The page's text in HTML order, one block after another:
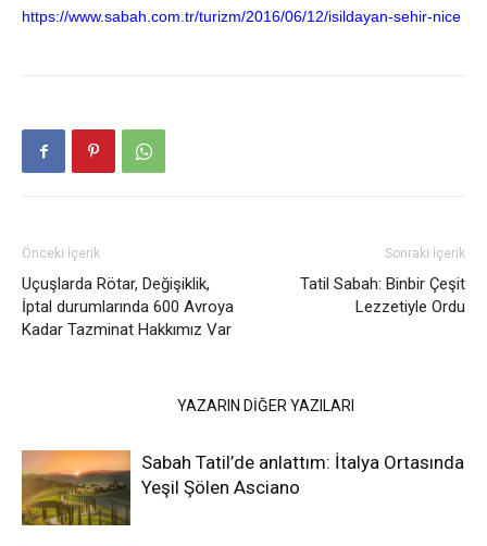
https://www.sabah.com.tr/turizm/2016/06/12/isildayan-sehir-nice
Önceki İçerik
Uçuşlarda Rötar, Değişiklik,
İptal durumlarında 600 Avroya
Kadar Tazminat Hakkımız Var
Sonraki İçerik
Tatil Sabah: Binbir Çeşit
Lezzetiyle Ordu
YAZARIN DİĞER YAZILARI
Sabah Tatil’de anlattım: İtalya Ortasında
Yeşil Şölen Asciano